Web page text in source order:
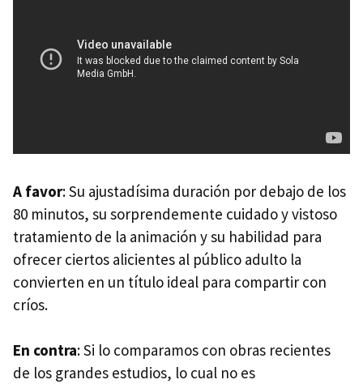
A favor: Su ajustadísima duración por debajo de los
80 minutos, su sorprendemente cuidado y vistoso
tratamiento de la animación y su habilidad para
ofrecer ciertos alicientes al público adulto la
convierten en un título ideal para compartir con
críos.
En contra: Si lo comparamos con obras recientes
de los grandes estudios, lo cual no es